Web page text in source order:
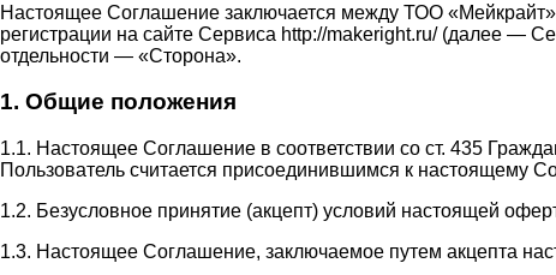
Настоящее Соглашение заключается между ТОО
регистрации на сайте Сервиса http://makeright.ru/ (далее —
отдельности — «Сторона».
1. Общие положения
1.1. Настоящее Соглашение в соответствии со ст. 435
Пользователь считается присоединившимся к настоящему
1.2. Безусловное принятие (акцепт) условий настоящей
1.3. Настоящее Соглашение, заключаемое путем акцепта